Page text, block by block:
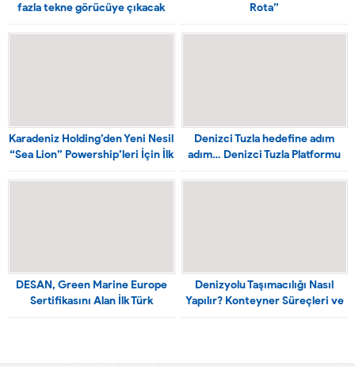
fazla tekne görücüye çıkacak
Rota”
Karadeniz Holding’den Yeni Nesil
“Sea Lion” Powership’leri İçin İlk
Adım
Denizci Tuzla hedefine adım
adım… Denizci Tuzla Platformu
bir araya geldi
DESAN, Green Marine Europe
Sertifikasını Alan İlk Türk
Tersanesi Oldu
Denizyolu Taşımacılığı Nasıl
Yapılır? Konteyner Süreçleri ve
Limanlar